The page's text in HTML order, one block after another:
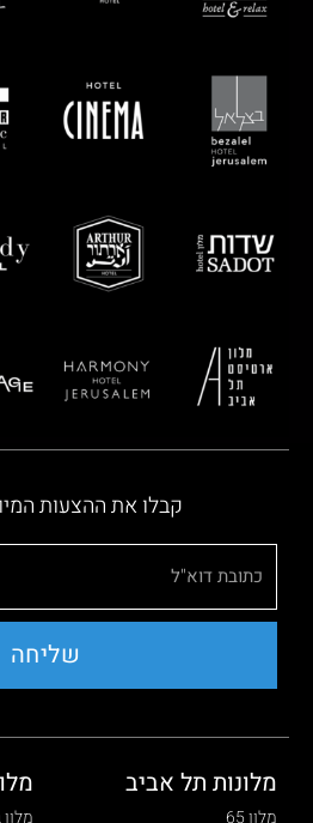
קבלו את ההצעות
שליחה
מלונות תל אביב
מלון 65